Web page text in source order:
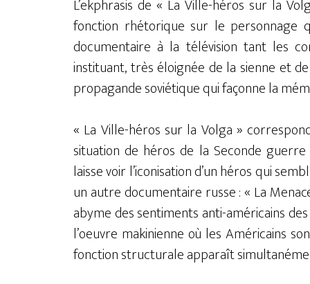
L’ekphrasis de « La Ville-héros sur la
fonction rhétorique sur le personnage
documentaire à la télévision tant les
instituant, très éloignée de la sienne et
propagande soviétique qui façonne la
« La Ville-héros sur la Volga »
situation de héros de la Seconde
laisse voir l’iconisation d’un héros qui
un autre documentaire russe : « La
abyme des sentiments anti-américains
l’oeuvre makinienne où les Américains
fonction structurale apparaît